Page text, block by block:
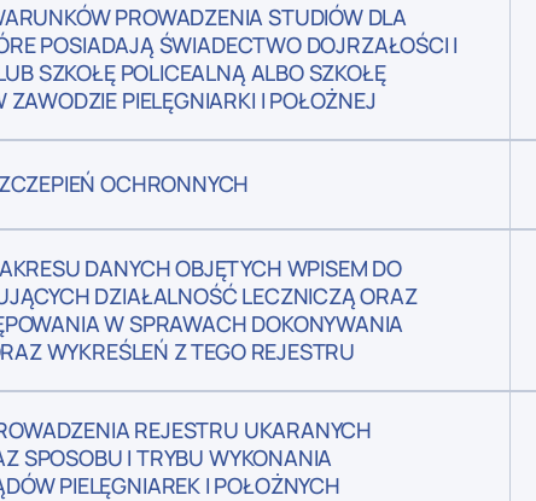
PROWADZENIA STUDIÓW DLA
POSIADAJĄ ŚWIADECTWO DOJRZAŁOŚCI I
SZKOŁĘ POLICEALNĄ ALBO SZKOŁĘ
PIELĘGNIARKI I POŁOŻNEJ
OCHRONNYCH
DANYCH OBJĘTYCH WPISEM DO
DZIAŁALNOŚĆ LECZNICZĄ ORAZ
W SPRAWACH DOKONYWANIA
WYKREŚLEŃ Z TEGO REJESTRU
REJESTRU UKARANYCH
SPOSOBU I TRYBU WYKONANIA
PIELĘGNIAREK I POŁOŻNYCH